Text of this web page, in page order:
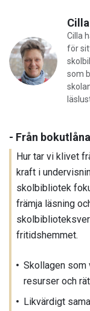
Cilla
för
som
- Från
Hur tar vi klivet
kraft i
skolbibliotek
främja läsning
fritidshemmet.
Skollagen som
resurser och
Likvärdigt